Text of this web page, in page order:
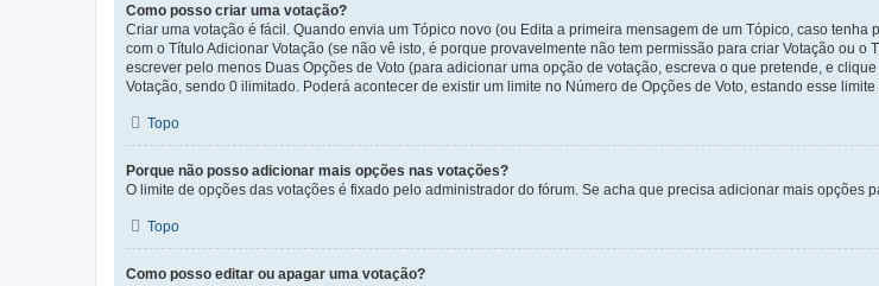
Como posso criar uma votação?
Criar uma votação é fácil. Quando envia um Tópico novo (ou Edita a primeira mensagem de um Tópico, caso
com o Título Adicionar Votação (se não vê isto, é porque provavelmente não tem permissão para criar Votação ou
escrever pelo menos Duas Opções de Voto (para adicionar uma opção de votação, escreva o que pretende, e
Votação, sendo 0 ilimitado. Poderá acontecer de existir um limite no Número de Opções de Voto, estando esse
Topo
Porque não posso adicionar mais opções nas votações?
O limite de opções das votações é fixado pelo administrador do fórum. Se acha que precisa adicionar mais opções
Topo
Como posso editar ou apagar uma votação?